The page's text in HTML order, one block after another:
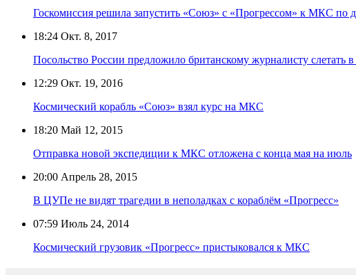
Госкомиссия решила запустить «Союз» с «Прогрессом» к МКС по
18:24 Окт. 8, 2017
Посольство России предложило британскому журналисту слетать
12:29 Окт. 19, 2016
Космический корабль «Союз» взял курс на МКС
18:20 Май 12, 2015
Отправка новой экспедиции к МКС отложена с конца мая на июль
20:00 Апрель 28, 2015
В ЦУПе не видят трагедии в неполадках с кораблём «Прогресс»
07:59 Июль 24, 2014
Космический грузовик «Прогресс» пристыковался к МКС